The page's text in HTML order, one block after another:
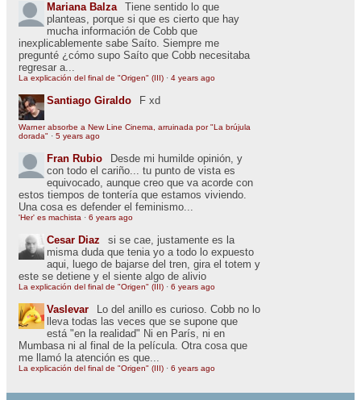
Mariana Balza
Tiene sentido lo que
planteas, porque si que es cierto que hay
mucha información de Cobb que
inexplicablemente sabe Saíto. Siempre me
pregunté ¿cómo supo Saíto que Cobb necesitaba
regresar a...
La explicación del final de "Origen" (III) · 4 years ago
Santiago Giraldo F xd
Warner absorbe a New Line Cinema, arruinada por "La brújula
dorada" · 5 years ago
Fran Rubio
Desde mi humilde opinión, y
con todo el cariño... tu punto de vista es
equivocado, aunque creo que va acorde con
estos tiempos de tontería que estamos viviendo.
Una cosa es defender el feminismo...
'Her' es machista · 6 years ago
Cesar Diaz
si se cae, justamente es la
misma duda que tenia yo a todo lo expuesto
aqui, luego de bajarse del tren, gira el totem y
este se detiene y el siente algo de alivio
La explicación del final de "Origen" (III) · 6 years ago
Vaslevar
Lo del anillo es curioso. Cobb no lo
lleva todas las veces que se supone que
está "en la realidad" Ni en París, ni en
Mumbasa ni al final de la película. Otra cosa que
me llamó la atención es que...
La explicación del final de "Origen" (III) · 6 years ago